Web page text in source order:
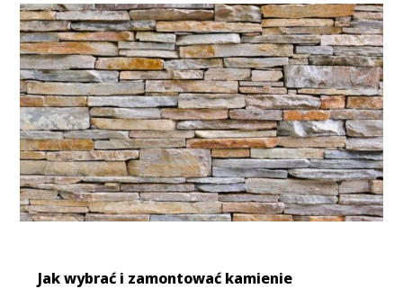
Jak wybrać i zamontować kamienie